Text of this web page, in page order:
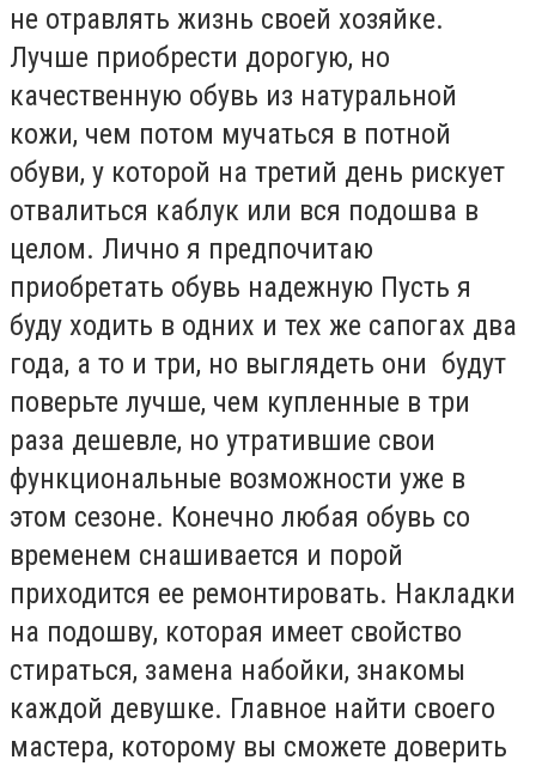
не отравлять жизнь своей хозяйке.
Лучше приобрести дорогую, но
качественную обувь из натуральной
кожи, чем потом мучаться в потной
обуви, у которой на третий день рискует
отвалиться каблук или вся подошва в
целом. Лично я предпочитаю
приобретать обувь надежную Пусть я
буду ходить в одних и тех же сапогах два
года, а то и три, но выглядеть они будут
поверьте лучше, чем купленные в три
раза дешевле, но утратившие свои
функциональные возможности уже в
этом сезоне. Конечно любая обувь со
временем снашивается и порой
приходится ее ремонтировать. Накладки
на подошву, которая имеет свойство
стираться, замена набойки, знакомы
каждой девушке. Главное найти своего
мастера, которому вы сможете доверить